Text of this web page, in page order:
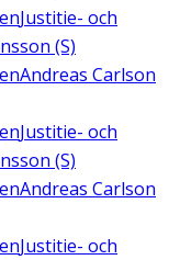
Justitie- och
(S)
Andreas Carlson
Justitie- och
(S)
Andreas Carlson
Justitie- och